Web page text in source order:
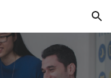
Skip to navigation